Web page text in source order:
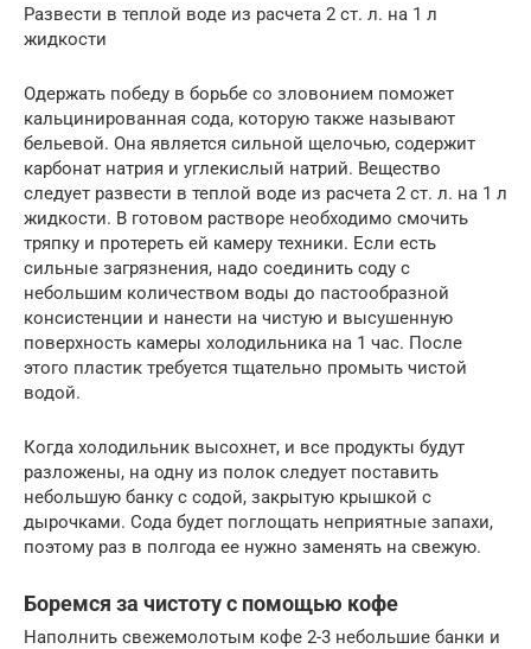
Развести в теплой воде из расчета 2 ст. л. на 1 л
жидкости
Одержать победу в борьбе со зловонием поможет
кальцинированная сода, которую также называют
бельевой. Она является сильной щелочью, содержит
карбонат натрия и углекислый натрий. Вещество
следует развести в теплой воде из расчета 2 ст. л. на 1 л
жидкости. В готовом растворе необходимо смочить
тряпку и протереть ей камеру техники. Если есть
сильные загрязнения, надо соединить соду с
небольшим количеством воды до пастообразной
консистенции и нанести на чистую и высушенную
поверхность камеры холодильника на 1 час. После
этого пластик требуется тщательно промыть чистой
водой.
Когда холодильник высохнет, и все продукты будут
разложены, на одну из полок следует поставить
небольшую банку с содой, закрытую крышкой с
дырочками. Сода будет поглощать неприятные запахи,
поэтому раз в полгода ее нужно заменять на свежую.
Боремся за чистоту с помощью кофе
Наполнить свежемолотым кофе 2-3 небольшие банки и